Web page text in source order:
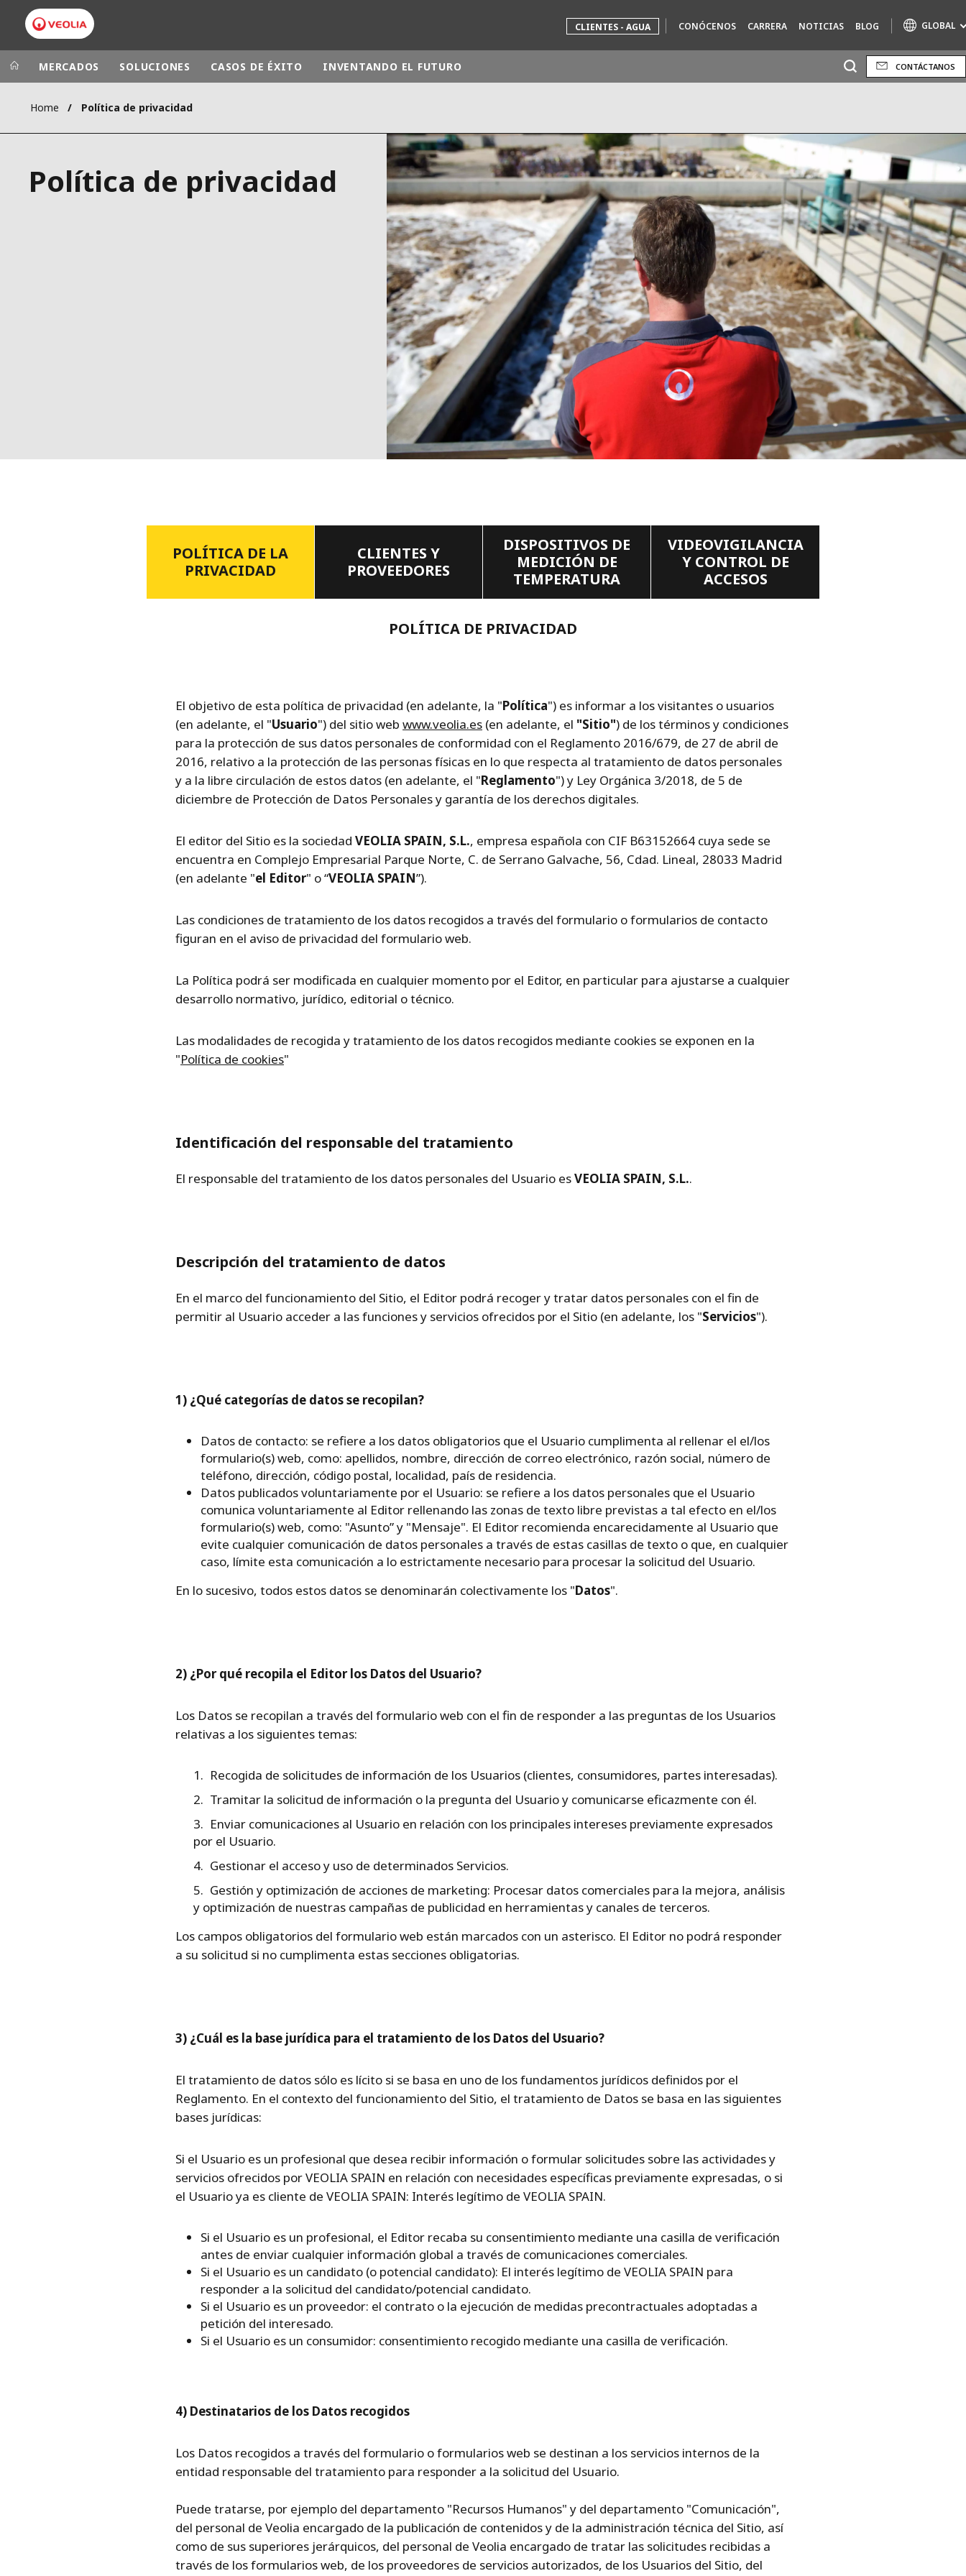
CLIENTES - AGUA CONÓCENOS CARRERA NOTICIAS BLOG GLOBAL
Grupo Veolia
CAMPUS
AUSTRALIA Y NUEVA ZELANDA
NORTEAMÉRICA
ÁFRICA Y ORIENTE MEDIO
ÁSIA
AIR QUALITY
ENGINEERING & CONSULTING
HAZARDOUS WASTE EUROPE
INDUSTRIAS SOLUCIONES GLOBALES
NUCLEAR SOLUTIONS
OFIS
SEDE BENELUX
VEOLIA AGRICULTURE
WATER TECHNOLOGIES
MERCADOS SOLUCIONES CASOS DE ÉXITO INVENTANDO EL FUTURO CONTÁCTANOS
Home Política de privacidad
Política de privacidad
POLÍTICA DE LA
PRIVACIDAD
POLÍTICA DE PRIVACIDAD
El objetivo de esta política de privacidad (en adelante, la "Política") es informar a los visitantes o usuarios
(en adelante, el "Usuario") del sitio web www.veolia.es (en adelante, el "Sitio") de los términos y condiciones
para la protección de sus datos personales de conformidad con el Reglamento 2016/679, de 27 de abril de
2016, relativo a la protección de las personas físicas en lo que respecta al tratamiento de datos personales
y a la libre circulación de estos datos (en adelante, el "Reglamento") y Ley Orgánica 3/2018, de 5 de
diciembre de Protección de Datos Personales y garantía de los derechos digitales.
El editor del Sitio es la sociedad VEOLIA SPAIN, S.L., empresa española con CIF B63152664 cuya sede se
encuentra en Complejo Empresarial Parque Norte, C. de Serrano Galvache, 56, Cdad. Lineal, 28033 Madrid
(en adelante "el Editor" o “VEOLIA SPAIN”).
Las condiciones de tratamiento de los datos recogidos a través del formulario o formularios de contacto
figuran en el aviso de privacidad del formulario web.
La Política podrá ser modificada en cualquier momento por el Editor, en particular para ajustarse a cualquier
desarrollo normativo, jurídico, editorial o técnico.
Las modalidades de recogida y tratamiento de los datos recogidos mediante cookies se exponen en la
"Política de cookies"
Identificación del responsable del tratamiento
El responsable del tratamiento de los datos personales del Usuario esVEOLIA SPAIN, S.L..
Descripción del tratamiento de datos
En el marco del funcionamiento del Sitio, el Editor podrá recoger y tratar datos personales con el fin de
permitir al Usuario acceder a las funciones y servicios ofrecidos por el Sitio (en adelante, los "Servicios").
1) ¿Qué categorías de datos se recopilan?
Datos de contacto: se refiere a los datos obligatorios que el Usuario cumplimenta al rellenar el el/los
formulario(s) web, como: apellidos, nombre, dirección de correo electrónico, razón social, número de
teléfono, dirección, código postal, localidad, país de residencia.
Datos publicados voluntariamente por el Usuario: se refiere a los datos personales que el Usuario
comunica voluntariamente al Editor rellenando las zonas de texto libre previstas a tal efecto en el/los
formulario(s) web, como: "Asunto” y "Mensaje". El Editor recomienda encarecidamente al Usuario que
evite cualquier comunicación de datos personales a través de estas casillas de texto o que, en cualquier
caso, límite esta comunicación a lo estrictamente necesario para procesar la solicitud del Usuario.
En lo sucesivo, todos estos datos se denominarán colectivamente los "Datos".
2) ¿Por qué recopila el Editor los Datos del Usuario?
Los Datos se recopilan a través del formulario web con el fin de responder a las preguntas de los Usuarios
relativas a los siguientes temas:
Recogida de solicitudes de información de los Usuarios (clientes, consumidores, partes interesadas).
Tramitar la solicitud de información o la pregunta del Usuario y comunicarse eficazmente con él.
Enviar comunicaciones al Usuario en relación con los principales intereses previamente expresados
por el Usuario.
Gestionar el acceso y uso de determinados Servicios.
Gestión y optimización de acciones de marketing: Procesar datos comerciales para la mejora, análisis
y optimización de nuestras campañas de publicidad en herramientas y canales de terceros.
Los campos obligatorios del formulario web están marcados con un asterisco. El Editor no podrá responder
a su solicitud si no cumplimenta estas secciones obligatorias.
3) ¿Cuál es la base jurídica para el tratamiento de los Datos del Usuario?
El tratamiento de datos sólo es lícito si se basa en uno de los fundamentos jurídicos definidos por el
Reglamento. En el contexto del funcionamiento del Sitio, el tratamiento de Datos se basa en las siguientes
bases jurídicas:
Si el Usuario es un profesional que desea recibir información o formular solicitudes sobre las actividades y
servicios ofrecidos por VEOLIA SPAIN en relación con necesidades específicas previamente expresadas, o si
el Usuario ya es cliente de VEOLIA SPAIN: Interés legítimo de VEOLIA SPAIN.
Si el Usuario es un profesional, el Editor recaba su consentimiento mediante una casilla de verificación
antes de enviar cualquier información global a través de comunicaciones comerciales.
Si el Usuario es un candidato (o potencial candidato): El interés legítimo de VEOLIA SPAIN para
responder a la solicitud del candidato/potencial candidato.
Si el Usuario es un proveedor: el contrato o la ejecución de medidas precontractuales adoptadas a
petición del interesado.
Si el Usuario es un consumidor: consentimiento recogido mediante una casilla de verificación.
4) Destinatarios de los Datos recogidos
Los Datos recogidos a través del formulario o formularios web se destinan a los servicios internos de la
entidad responsable del tratamiento para responder a la solicitud del Usuario.
Puede tratarse, por ejemplo del departamento "Recursos Humanos" y del departamento "Comunicación",
del personal de Veolia encargado de la publicación de contenidos y de la administración técnica del Sitio, así
como de sus superiores jerárquicos, del personal de Veolia encargado de tratar las solicitudes recibidas a
través de los formularios web, de los proveedores de servicios autorizados, de los Usuarios del Sitio, del
CLIENTES Y
PROVEEDORES
DISPOSITIVOS DE
MEDICIÓN DE
TEMPERATURA
VIDEOVIGILANCIA
Y CONTROL DE
ACCESOS